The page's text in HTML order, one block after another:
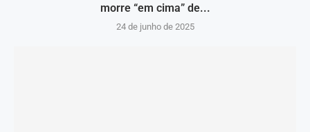
morre “em cima” de...
24 de junho de 2025